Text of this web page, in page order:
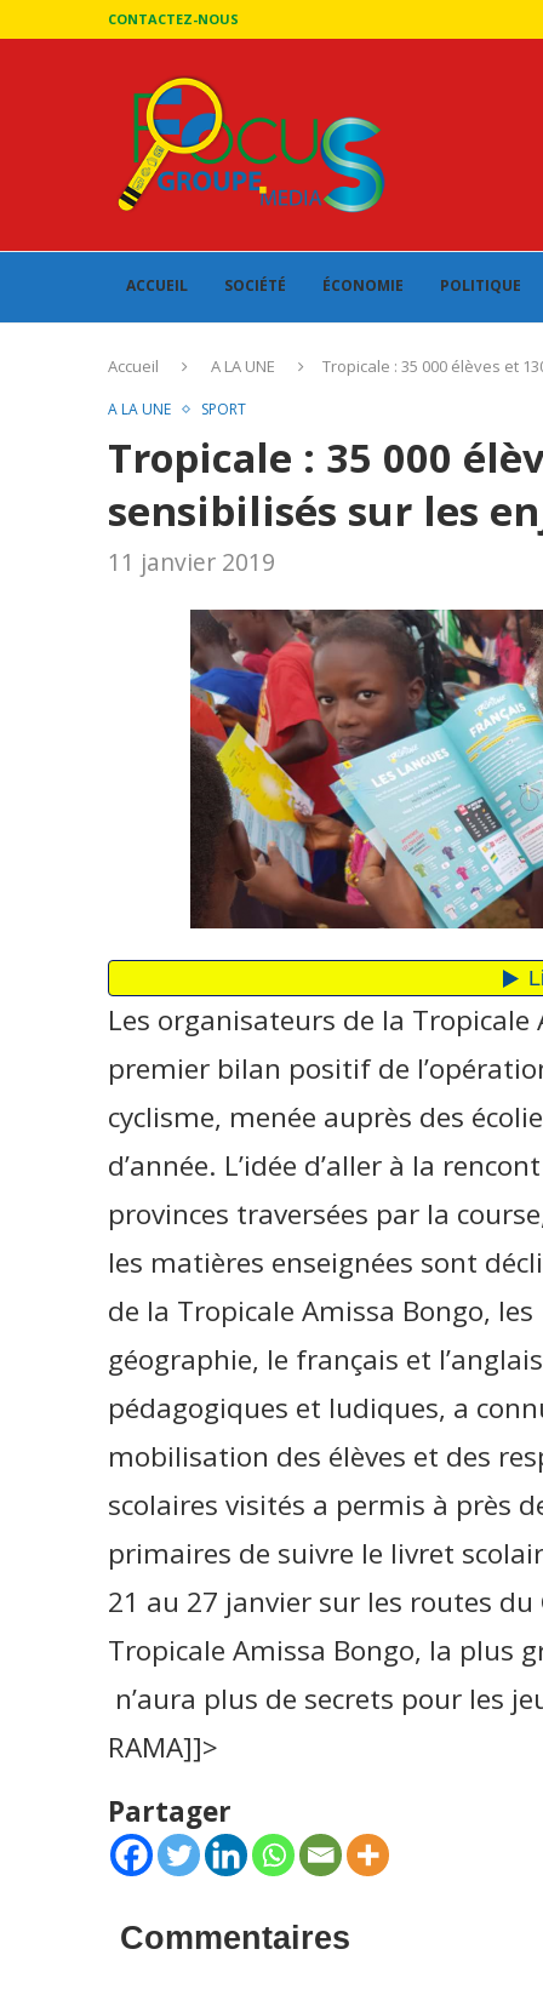
CONTACTEZ-NOUS
ACCUEIL SOCIÉTÉ ÉCONOMIE POLITIQUE
Accueil A LA UNE Tropicale : 35 000 élèves et
A LA UNE SPORT
Tropicale : 35 000
sensibilisés sur les
11 janvier 2019
Les organisateurs de la
premier bilan positif de
cyclisme, menée auprès des
d’année. L’idée d’aller à la
provinces traversées par la
les matières enseignées sont
de la Tropicale Amissa Bongo,
géographie, le français et
pédagogiques et ludiques, a
mobilisation des élèves et des
scolaires visités a permis à près
primaires de suivre le livret
21 au 27 janvier sur les routes
Tropicale Amissa Bongo, la plus
n’aura plus de secrets pour les
RAMA]]>
Partager
Commentaires